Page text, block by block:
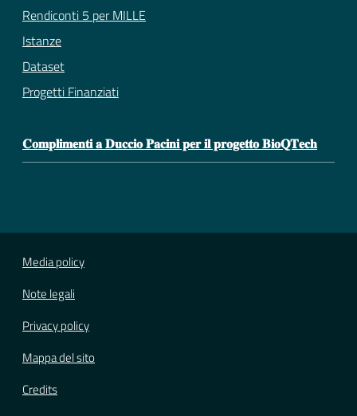
Rendiconti 5 per MILLE
Istanze
Dataset
Progetti Finanziati
𝐂𝐨𝐦𝐩𝐥𝐢𝐦𝐞𝐧𝐭𝐢 𝐚 𝐃𝐮𝐜𝐜𝐢𝐨 𝐏𝐚𝐜𝐢𝐧𝐢 𝐩𝐞𝐫 𝐢𝐥 𝐩𝐫𝐨𝐠𝐞𝐭𝐭𝐨 𝐁𝐢𝐨𝐐𝐓𝐞𝐜𝐡
Media policy
Note legali
Privacy policy
Mappa del sito
Credits